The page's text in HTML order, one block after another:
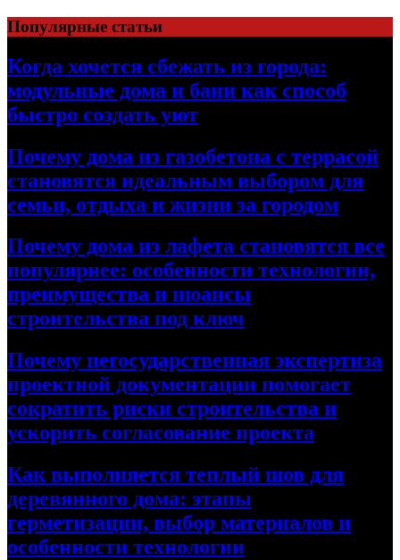
Перейти
к
содержимому
Популярные статьи
Когда хочется сбежать из города:
модульные дома и бани как способ
быстро создать уют
Почему дома из газобетона с террасой
становятся идеальным выбором для
семьи, отдыха и жизни за городом
Почему дома из лафета становятся все
популярнее: особенности технологии,
преимущества и нюансы
строительства под ключ
Почему негосударственная экспертиза
проектной документации помогает
сократить риски строительства и
ускорить согласование проекта
Как выполняется теплый шов для
деревянного дома: этапы
герметизации, выбор материалов и
особенности технологии